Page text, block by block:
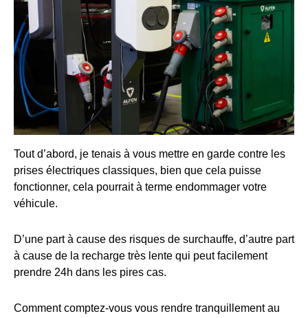
Tout d’abord, je tenais à vous mettre en garde contre les
prises électriques classiques, bien que cela puisse
fonctionner, cela pourrait à terme endommager votre
véhicule.
D’une part à cause des risques de surchauffe, d’autre part
à cause de la recharge très lente qui peut facilement
prendre 24h dans les pires cas.
Comment comptez-vous vous rendre tranquillement au